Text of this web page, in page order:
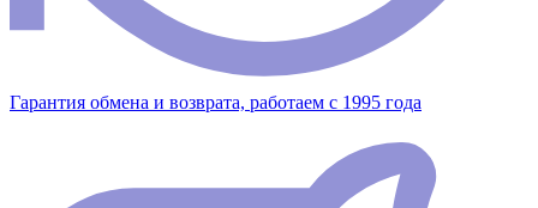
Гарантия обмена и возврата, работаем с 1995 года